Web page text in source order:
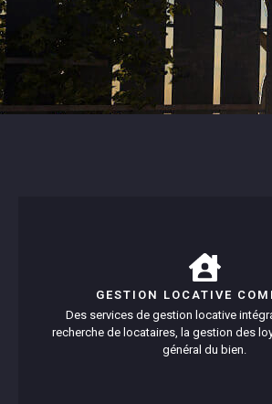
GESTION LOCATIVE
Des services de gestion locative
recherche de locataires, la gestion des
général du bien.